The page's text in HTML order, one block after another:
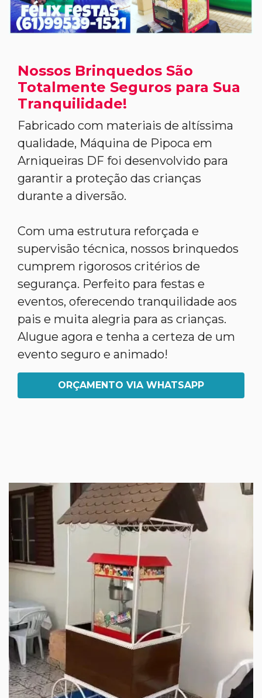
Nossos Brinquedos São
Totalmente Seguros para Sua
Tranquilidade!
Fabricado com materiais de altíssima
qualidade, Máquina de Pipoca em
Arniqueiras DF foi desenvolvido para
garantir a proteção das crianças
durante a diversão.
Com uma estrutura reforçada e
supervisão técnica, nossos brinquedos
cumprem rigorosos critérios de
segurança. Perfeito para festas e
eventos, oferecendo tranquilidade aos
pais e muita alegria para as crianças.
Alugue agora e tenha a certeza de um
evento seguro e animado!
ORÇAMENTO VIA WHATSAPP